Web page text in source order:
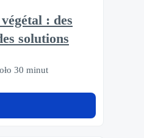
: des
solutions
30 minut